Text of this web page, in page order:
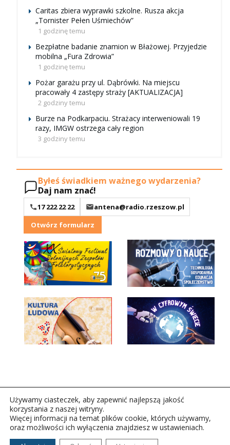
Caritas zbiera wyprawki szkolne. Rusza akcja
„Tornister Pełen Uśmiechów”
1 godzinę temu
Bezpłatne badanie znamion w Błażowej. Przyjedzie
mobilna „Fura Zdrowia”
1 godzinę temu
Pożar garażu przy ul. Dąbrówki. Na miejscu
pracowały 4 zastępy straży [AKTUALIZACJA]
2 godziny temu
Burze na Podkarpaciu. Strażacy interweniowali 19
razy, IMGW ostrzega cały region
3 godziny temu
Byłeś świadkiem ważnego wydarzenia?
Daj nam znać!
17 222 22 22
antena@radio.rzeszow.pl
Otwórz formularz
Copyright © 2026Polskie Radio Rzeszów S.A. w likwidacj.
Używamy ciasteczek, aby zapewnić najlepszą jakość
korzystania z naszej witryny.
Więcej informacji na temat plików cookie, których używamy,
oraz możliwości ich wyłączenia znajdziesz w ustawieniach.